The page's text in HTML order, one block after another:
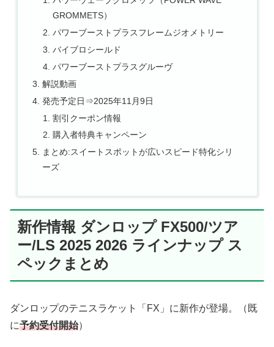
GROMMETS）
パワーブーストプラスフレームジオメトリー
バイブロシールド
パワーブーストプラスグルーヴ
解説動画
発売予定日⇒2025年11月9日
割引クーポン情報
購入者特典キャンペーン
まとめ:スイートスポットが広いスピード特化シリ
ーズ
新作情報 ダンロップ FX500/ツア
ー/LS 2025 2026 ラインナップ ス
ペックまとめ
ダンロップのテニスラケット「FX」に新作が登場。（既
に予約受付開始）